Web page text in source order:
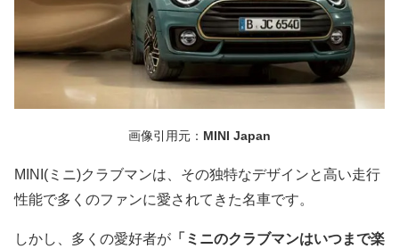
画像引用元： MINI Japan
MINI(ミニ)クラブマンは、その独特なデザインと高い走行
性能で多くのファンに愛されてきた名車です。
しかし、多くの愛好者が 「ミニのクラブマンはいつまで楽